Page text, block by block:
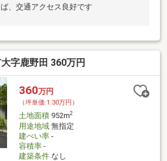
、交通アクセス良好です
字鹿野田 360万円
360万円
（坪単価:1.30万円）
土地面積952m2
用途地域無指定
建ぺい率-
容積率-
建築条件なし